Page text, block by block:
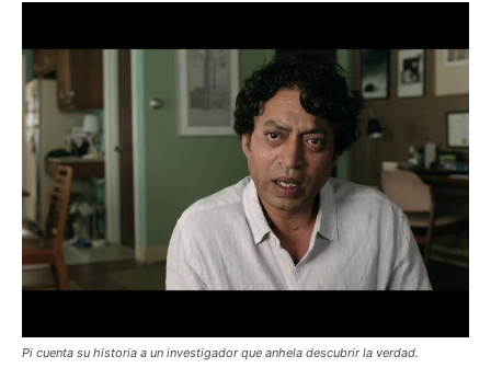
Pi cuenta su historia a un investigador que anhela descubrir la verdad.